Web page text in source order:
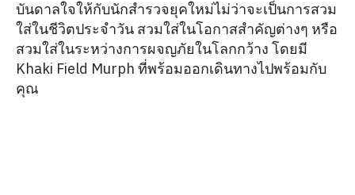
บันดาลใจให้กับนักสำรวจยุคใหม่ไม่ว่าจะเป็นการสวม
ใส่ในชีวิตประจำวัน สวมใส่ในโอกาสสำคัญต่างๆ หรือ
สวมใส่ในระหว่างการผจญภัยในโลกกว้าง โดยมี
Khaki Field Murph ที่พร้อมออกเดินทางไปพร้อมกับ
คุณ